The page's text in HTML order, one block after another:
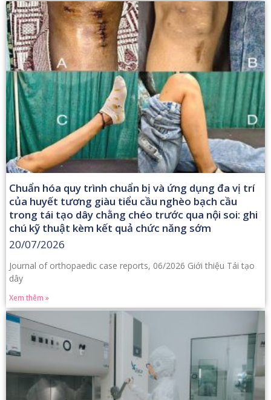
Chuẩn hóa quy trình chuẩn bị và ứng dụng đa vị trí
của huyết tương giàu tiểu cầu nghèo bạch cầu
trong tái tạo dây chằng chéo trước qua nội soi: ghi
chú kỹ thuật kèm kết quả chức năng sớm
20/07/2026
Journal of orthopaedic case reports, 06/2026 Giới thiệu Tái tạo
dây
Xem thêm »